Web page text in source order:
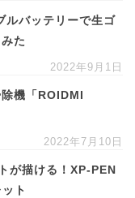
バッテリーで生ゴ
た
2022年9月1日
機「ROIDMI
2022年7月10日
が描ける！XP-PEN
ト